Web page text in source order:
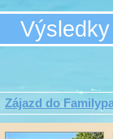
Zájazd do